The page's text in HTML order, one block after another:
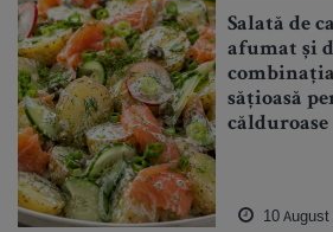
Salată de
afumat și
sățioasă
călduroase
10